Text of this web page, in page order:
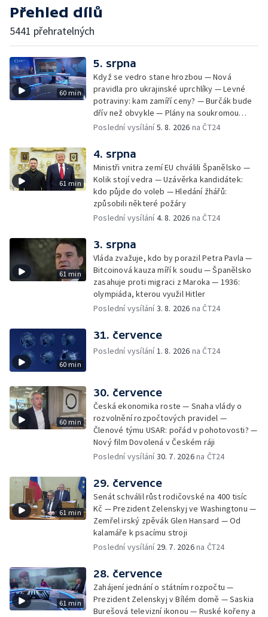
Přehled dílů
5441 přehratelných
60 min
5. srpna
Když se vedro stane hrozbou — Nová
pravidla pro ukrajinské uprchlíky — Levné
potraviny: kam zamíří ceny? — Burčák bude
dřív než obvykle — Plány na soukromou
orbitální stanici
Poslední vysílání5. 8. 2026 na ČT24
61 min
4. srpna
Ministři vnitra zemí EU chválili Španělsko —
Kolik stojí vedra — Uzávěrka kandidátek:
kdo půjde do voleb — Hledání žhářů:
způsobili některé požáry
Poslední vysílání4. 8. 2026 na ČT24
61 min
3. srpna
Vláda zvažuje, kdo by porazil Petra Pavla —
Bitcoinová kauza míří k soudu — Španělsko
zasahuje proti migraci z Maroka — 1936:
olympiáda, kterou využil Hitler
Poslední vysílání3. 8. 2026 na ČT24
60 min
31. července
Poslední vysílání1. 8. 2026 na ČT24
60 min
30. července
Česká ekonomika roste — Snaha vlády o
rozvolnění rozpočtových pravidel —
Členové týmu USAR: pořád v pohotovosti? —
Nový film Dovolená v Českém ráji
Poslední vysílání30. 7. 2026na ČT24
61 min
29. července
Senát schválil růst rodičovské na 400 tisíc
Kč — Prezident Zelenskyj ve Washingtonu —
Zemřel irský zpěvák Glen Hansard — Od
kalamáře k psacímu stroji
Poslední vysílání 29. 7. 2026na ČT24
61 min
28. července
Zahájení jednání o státním rozpočtu —
Prezident Zelenskyj v Bílém domě — Saskia
Burešová televizní ikonou — Ruské kořeny a